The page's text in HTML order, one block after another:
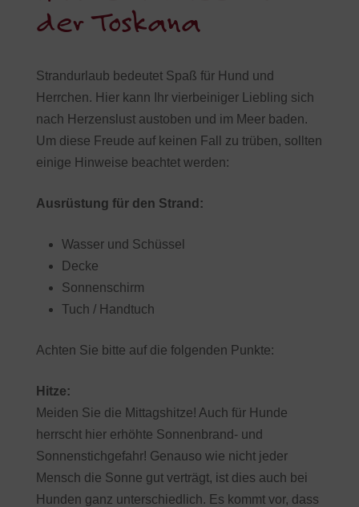
der Toskana
Strandurlaub bedeutet Spaß für Hund und
Herrchen. Hier kann Ihr vierbeiniger Liebling sich
nach Herzenslust austoben und im Meer baden.
Um diese Freude auf keinen Fall zu trüben, sollten
einige Hinweise beachtet werden:
Ausrüstung für den Strand:
Wasser und Schüssel
Decke
Sonnenschirm
Tuch / Handtuch
Achten Sie bitte auf die folgenden Punkte:
Hitze:
Meiden Sie die Mittagshitze! Auch für Hunde
herrscht hier erhöhte Sonnenbrand- und
Sonnenstichgefahr! Genauso wie nicht jeder
Mensch die Sonne gut verträgt, ist dies auch bei
Hunden ganz unterschiedlich. Es kommt vor, dass